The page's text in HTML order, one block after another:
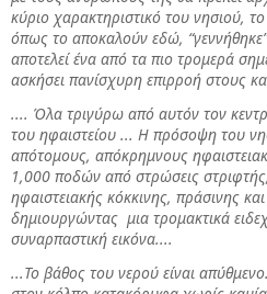
κύριο χαρακτηριστικό του νησιού,
όπως το αποκαλούν εδώ,
αποτελεί ένα από τα πιο τρομερά
ασκήσει πανίσχυρη επιρροή στους
.... Όλα τριγύρω από αυτόν τον
του ηφαιστείου ... Η πρόσοψη του
απότομους, απόκρημνους
1,000 ποδών από στρώσεις
ηφαιστειακής κόκκινης, πράσινης
δημιουργώντας μια τρομακτικά
συναρπαστική εικόνα....
...Το βάθος του νερού είναι